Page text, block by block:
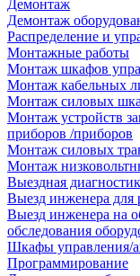
Демонтаж
Демонтаж
Распределение и
Монтажные работы
Монтаж шкафов
Монтаж кабельных
Монтаж силовых
Монтаж устройств
приборов /приборов
Монтаж силовых
Монтаж
Выездная
Выезд инженера для
Выезд инженера на
обследования
Шкафы управления/
Программирование